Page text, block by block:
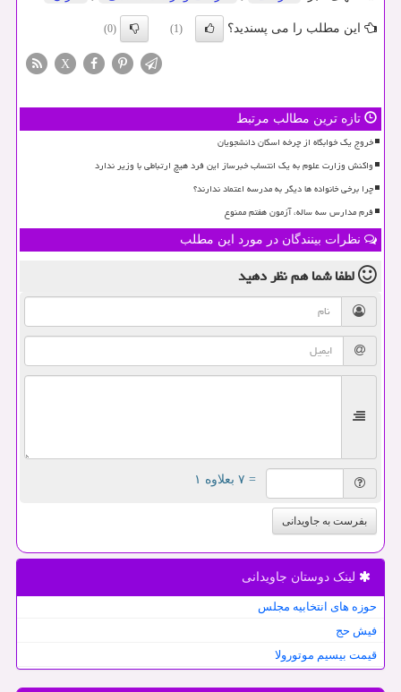
این مطلب را می پسندید؟ (1)
(0)
X
تازه ترین مطالب مرتبط
خروج یک خوابگاه از چرخه اسکان دانشجویان
واکنش وزارت علوم به یک انتساب خبرساز این فرد هیچ ارتباطی با وزیر ندارد
چرا برخی خانواده ها دیگر به مدرسه اعتماد ندارند؟
فرم مدارس سه ساله، آزمون هفتم ممنوع
نظرات بینندگان در مورد این مطلب
لطفا شما همنظر دهید
= ۷ بعلاوه ۱
بفرست به جاویدانی
لینک دوستان جاویدانی
حوزه های انتخابیه مجلس
فیش حج
قیمت بیسیم موتورولا